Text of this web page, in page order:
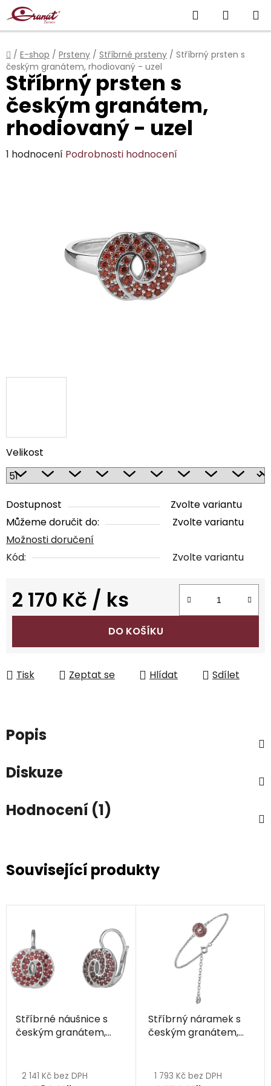
Přejít
na
obsah
Hledat
KOŠÍK
Domů
/ E-shop / Prsteny / Stříbrné prsteny / Stříbrný prsten s
českým granátem, rhodiovaný - uzel
Velikost
Dostupnost
Zvolte variantu
Můžeme doručit do:
Zvolte variantu
Možnosti doručení
Kód:
Zvolte variantu
2 170 Kč / ks
Měrná cena:
DO KOŠÍKU
Tisk Zeptat se Hlídat Sdílet
Stříbrný prsten s
českým granátem,
rhodiovaný - uzel
Průměrné
1 hodnocení Podrobnosti hodnocení
Popis
Diskuze
Hodnocení (1)
Související produkty
Stříbrné náušnice s
českým granátem,
hodnocení
2 141 Kč bez DPH
Stříbrný náramek s
českým granátem,
1 793 Kč bez DPH